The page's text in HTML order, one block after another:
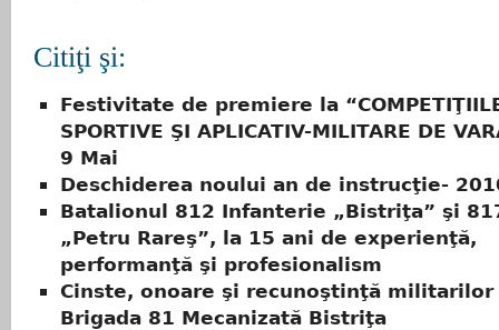
Citiţi şi:
Festivitate de premiere la
SPORTIVE ŞI APLICATIV-MILITARE DE
9 Mai
Deschiderea noului an de instrucţie-
Batalionul 812 Infanterie „Bistriţa” şi
„Petru Rareş”, la 15 ani de experienţă,
performanţă şi profesionalism
Cinste, onoare şi recunoştinţă militarilor
Brigada 81 Mecanizată Bistriţa